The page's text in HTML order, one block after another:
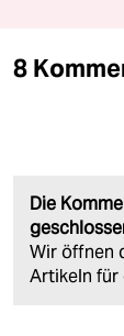
8
Die
Wir öffnen
Artikeln für